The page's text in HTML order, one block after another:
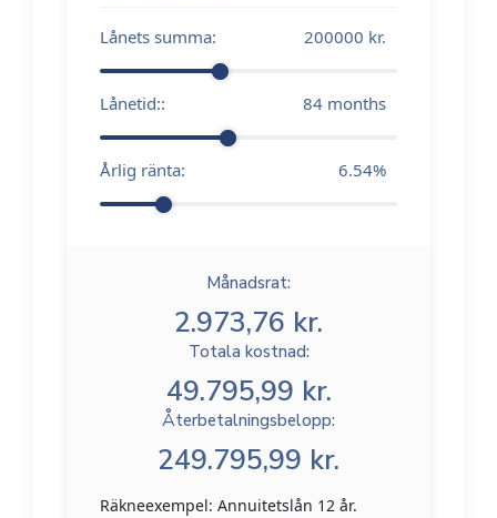
Lånets summa: 200000 kr.
Lånetid:: 84 months
Årlig ränta: 6.54%
Månadsrat:
2.973,76 kr.
Totala kostnad:
49.795,99 kr.
Återbetalningsbelopp:
249.795,99 kr.
Räkneexempel: Annuitetslån 12 år.